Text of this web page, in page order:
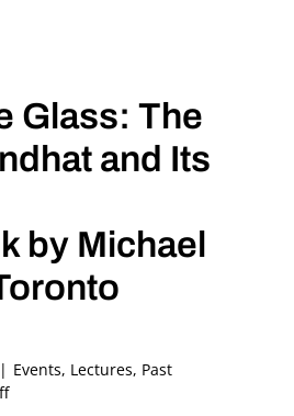
Glass: The
and Its
by Michael
| Events, Lectures, Past
on